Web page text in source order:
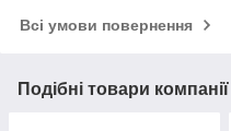
Всі умови повернення
Подібні товари компанії